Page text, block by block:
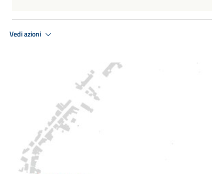
Vedi azioni